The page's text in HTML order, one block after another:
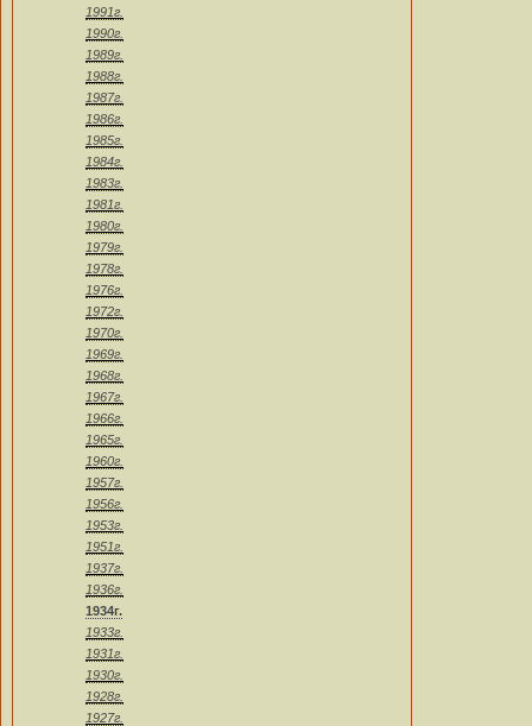
1991г.
1990г.
1989г.
1988г.
1987г.
1986г.
1985г.
1984г.
1983г.
1981г.
1980г.
1979г.
1978г.
1976г.
1972г.
1970г.
1969г.
1968г.
1967г.
1966г.
1965г.
1960г.
1957г.
1956г.
1953г.
1951г.
1937г.
1936г.
1934г.
1933г.
1931г.
1930г.
1928г.
1927г.